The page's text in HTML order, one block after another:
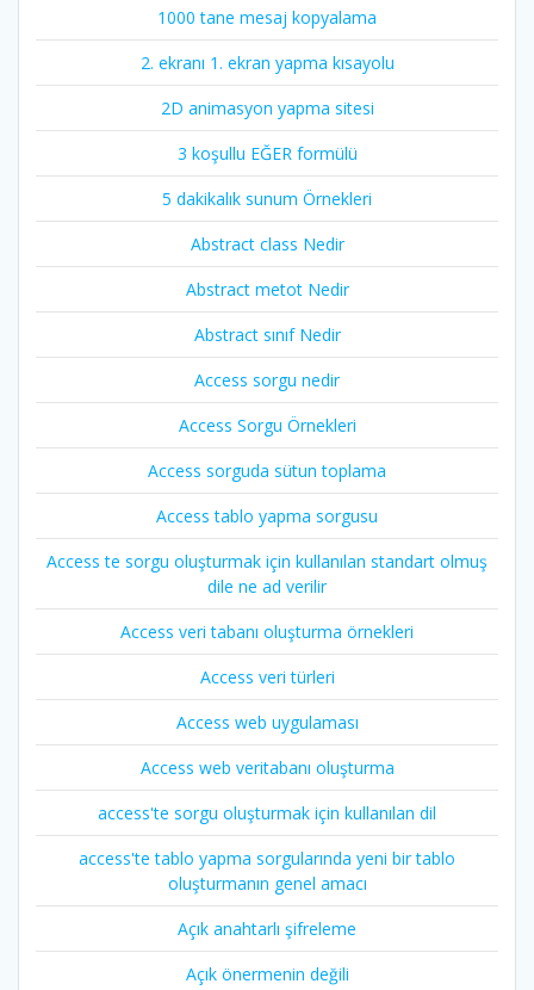
1000 tane mesaj kopyalama
2. ekranı 1. ekran yapma kısayolu
2D animasyon yapma sitesi
3 koşullu EĞER formülü
5 dakikalık sunum Örnekleri
Abstract class Nedir
Abstract metot Nedir
Abstract sınıf Nedir
Access sorgu nedir
Access Sorgu Örnekleri
Access sorguda sütun toplama
Access tablo yapma sorgusu
Access te sorgu oluşturmak için kullanılan standart olmuş
dile ne ad verilir
Access veri tabanı oluşturma örnekleri
Access veri türleri
Access web uygulaması
Access web veritabanı oluşturma
access'te sorgu oluşturmak için kullanılan dil
access'te tablo yapma sorgularında yeni bir tablo
oluşturmanın genel amacı
Açık anahtarlı şifreleme
Açık önermenin değili